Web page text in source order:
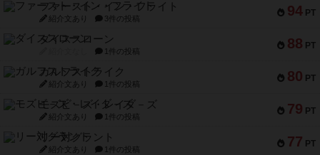
94 PT
ファースト・イン・フライト
紹介文あり 3件の投稿
88 PT
ダイススローン
1件の投稿
80 PT
ガルフストライク
紹介文あり 1件の投稿
79 PT
モズビ－ズ・レイダ－ズ
紹介文あり 1件の投稿
77 PT
リー対グラント
紹介文あり 1件の投稿